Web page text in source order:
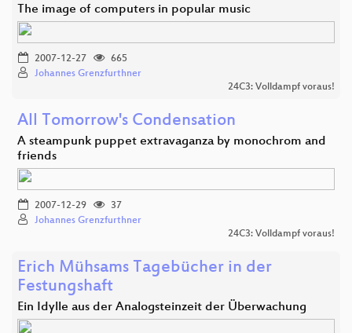
The image of computers in popular music
2007-12-27
665
Johannes Grenzfurthner
24C3: Volldampf voraus!
All Tomorrow's Condensation
A steampunk puppet extravaganza by monochrom and
friends
2007-12-29
37
Johannes Grenzfurthner
24C3: Volldampf voraus!
Erich Mühsams Tagebücher in der
Festungshaft
Ein Idylle aus der Analogsteinzeit der Überwachung